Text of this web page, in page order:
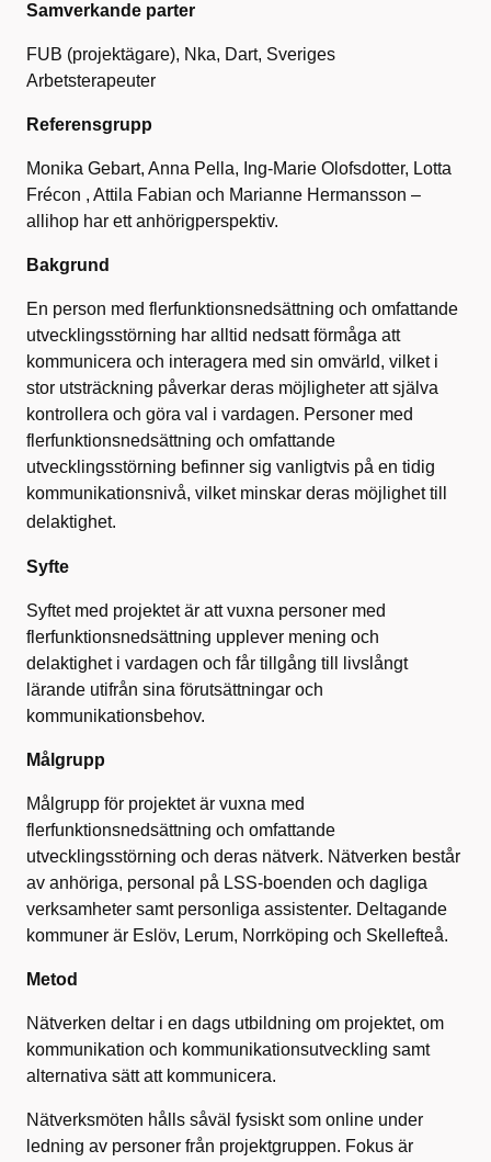
Samverkande parter
FUB (projektägare), Nka, Dart, Sveriges
Arbetsterapeuter
Referensgrupp
Monika Gebart, Anna Pella, Ing-Marie Olofsdotter, Lotta
Frécon , Attila Fabian och Marianne Hermansson –
allihop har ett anhörigperspektiv.
Bakgrund
En person med flerfunktionsnedsättning och omfattande
utvecklingsstörning har alltid nedsatt förmåga att
kommunicera och interagera med sin omvärld, vilket i
stor utsträckning påverkar deras möjligheter att själva
kontrollera och göra val i vardagen. Personer med
flerfunktionsnedsättning och omfattande
utvecklingsstörning befinner sig vanligtvis på en tidig
kommunikationsnivå, vilket minskar deras möjlighet till
delaktighet.
Syfte
Syftet med projektet är att vuxna personer med
flerfunktionsnedsättning upplever mening och
delaktighet i vardagen och får tillgång till livslångt
lärande utifrån sina förutsättningar och
kommunikationsbehov.
Målgrupp
Målgrupp för projektet är vuxna med
flerfunktionsnedsättning och omfattande
utvecklingsstörning och deras nätverk. Nätverken består
av anhöriga, personal på LSS-boenden och dagliga
verksamheter samt personliga assistenter. Deltagande
kommuner är Eslöv, Lerum, Norrköping och Skellefteå.
Metod
Nätverken deltar i en dags utbildning om projektet, om
kommunikation och kommunikationsutveckling samt
alternativa sätt att kommunicera.
Nätverksmöten hålls såväl fysiskt som online under
ledning av personer från projektgruppen. Fokus är